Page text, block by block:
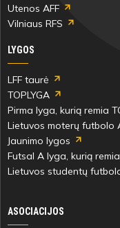
Utenos AFF
Vilniaus RFS
LYGOS
LFF taurė
TOPLYGA
Pirma lyga, kurią remia
Lietuvos moterų futbolo
Jaunimo lygos
Futsal A lyga, kurią
Lietuvos studentų
ASOCIACIJOS